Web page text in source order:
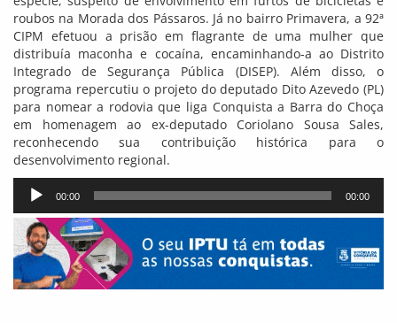
roubos na Morada dos Pássaros. Já no bairro Primavera, a 92ª
CIPM efetuou a prisão em flagrante de uma mulher que
distribuía maconha e cocaína, encaminhando-a ao Distrito
Integrado de Segurança Pública (DISEP). Além disso, o
programa repercutiu o projeto do deputado Dito Azevedo (PL)
para nomear a rodovia que liga Conquista a Barra do Choça
em homenagem ao ex-deputado Coriolano Sousa Sales,
reconhecendo sua contribuição histórica para o
desenvolvimento regional.
Tocador
áudio
00:00 00:00